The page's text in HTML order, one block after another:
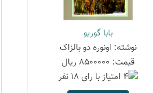
بابا گوریو
نوشته: اونوره دو بالزاک
قیمت: 8500000 ریال